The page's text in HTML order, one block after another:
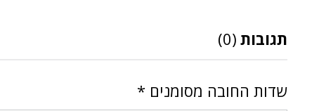
תגובות (0)
שדות החובה מסומנים *